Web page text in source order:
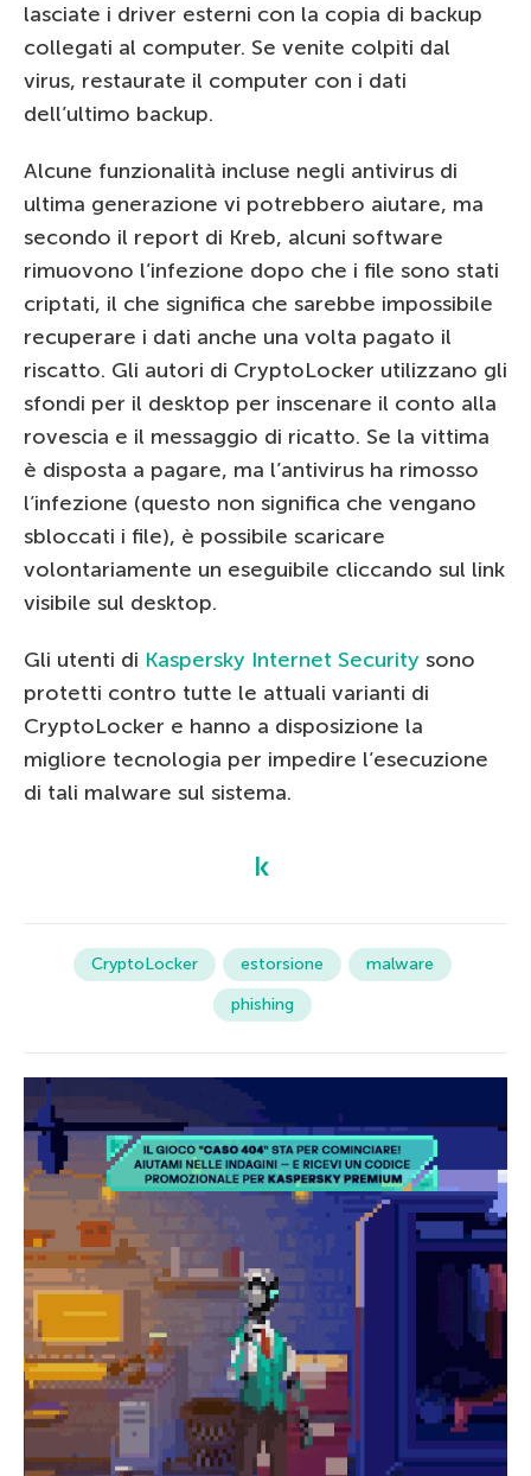
lasciate i driver esterni con la copia di backup
collegati al computer. Se venite colpiti dal
virus, restaurate il computer con i dati
dell’ultimo backup.
Alcune funzionalità incluse negli antivirus di
ultima generazione vi potrebbero aiutare, ma
secondo il report di Kreb, alcuni software
rimuovono l’infezione dopo che i file sono stati
criptati, il che significa che sarebbe impossibile
recuperare i dati anche una volta pagato il
riscatto. Gli autori di CryptoLocker utilizzano gli
sfondi per il desktop per inscenare il conto alla
rovescia e il messaggio di ricatto. Se la vittima
è disposta a pagare, ma l’antivirus ha rimosso
l’infezione (questo non significa che vengano
sbloccati i file), è possibile scaricare
volontariamente un eseguibile cliccando sul link
visibile sul desktop.
Gli utenti di Kaspersky Internet Security sono
protetti contro tutte le attuali varianti di
CryptoLocker e hanno a disposizione la
migliore tecnologia per impedire l’esecuzione
di tali malware sul sistema.
CryptoLocker estorsione
malware
phishing